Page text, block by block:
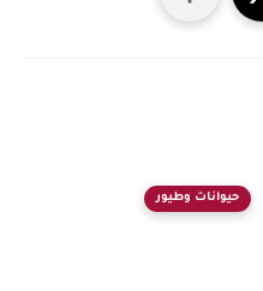
حيوانات وطيور